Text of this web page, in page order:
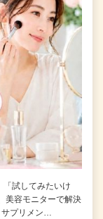
「試してみたいけ
美容モニターで解決
サプリメン…